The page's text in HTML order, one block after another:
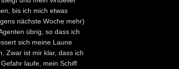
bis ich mich etwas
nächste Woche mehr)
übrig, so dass ich
sich meine Laune
Zwar ist mir klar, dass ich
laufe, mein Schiff